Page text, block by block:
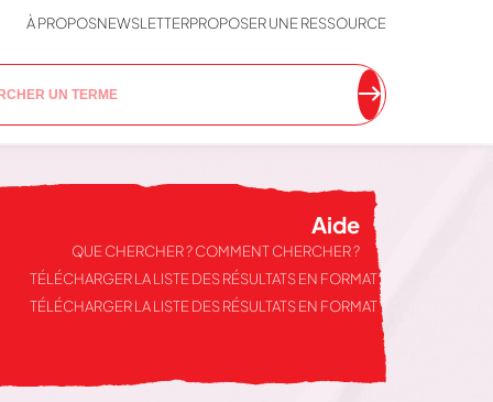
À PROPOSNEWSLETTERPROPOSER UNE RESSOURCE
Aide
QUE CHERCHER ? COMMENT CHERCHER ?
TÉLÉCHARGER LA LISTE DES RÉSULTATS EN FORMAT EXCEL
TÉLÉCHARGER LA LISTE DES RÉSULTATS EN FORMAT WORD